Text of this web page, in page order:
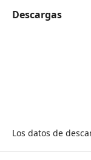
Descargas
Los datos de